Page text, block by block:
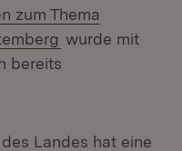
zum Thema
(Öffnet in
wurde mit
bereits
Landes hat eine